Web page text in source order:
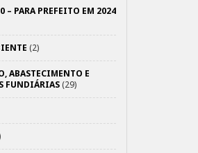
– PARA PREFEITO EM 2024
(2)
ABASTECIMENTO E
FUNDIÁRIAS(29)